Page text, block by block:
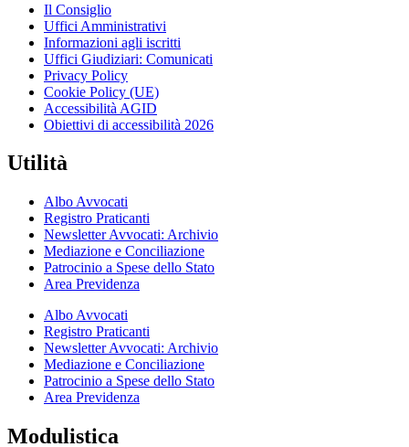
Il Consiglio
Uffici Amministrativi
Informazioni agli iscritti
Uffici Giudiziari: Comunicati
Privacy Policy
Cookie Policy (UE)
Accessibilità AGID
Obiettivi di accessibilità 2026
Utilità
Albo Avvocati
Registro Praticanti
Newsletter Avvocati: Archivio
Mediazione e Conciliazione
Patrocinio a Spese dello Stato
Area Previdenza
Albo Avvocati
Registro Praticanti
Newsletter Avvocati: Archivio
Mediazione e Conciliazione
Patrocinio a Spese dello Stato
Area Previdenza
Modulistica